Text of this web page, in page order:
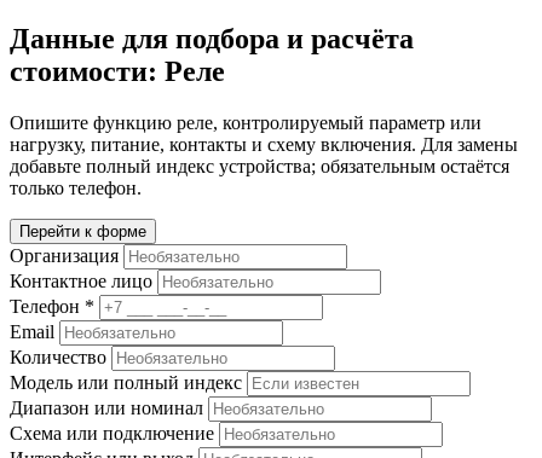
Данные для подбора и расчёта
стоимости: Реле
Опишите функцию реле, контролируемый параметр или
нагрузку, питание, контакты и схему включения. Для замены
добавьте полный индекс устройства; обязательным остаётся
только телефон.
Перейти к форме
Организация
Контактное лицо
Телефон *
Email
Количество
Модель или полный индекс
Диапазон или номинал
Схема или подключение